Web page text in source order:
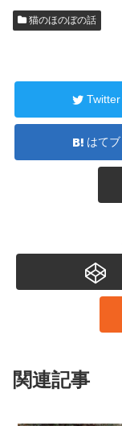
猫のほのぼの話
Twitter
はてブ
関連記事